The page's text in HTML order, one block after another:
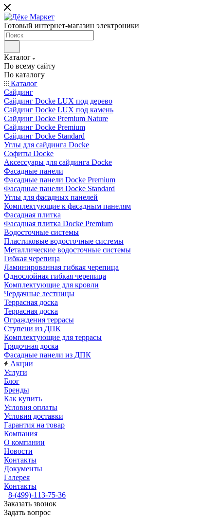
Готовый интернет-магазин электроники
Каталог
По всему сайту
По каталогу
Каталог
Сайдинг
Сайдинг Docke LUX под дерево
Сайдинг Docke LUX под камень
Сайдинг Docke Premium Nature
Сайдинг Docke Premium
Сайдинг Docke Standard
Углы для сайдинга Docke
Софиты Docke
Аксессуары для сайдинга Docke
Фасадные панели
Фасадные панели Docke Premium
Фасадные панели Docke Standard
Углы для фасадных панелей
Комплектующие к фасадным панелям
Фасадная плитка
Фасадная плитка Docke Premium
Водосточные системы
Пластиковые водосточные системы
Металлические водосточные системы
Гибкая черепица
Ламинированная гибкая черепица
Однослойная гибкая черепица
Комплектующие для кровли
Чердачные лестницы
Террасная доска
Террасная доска
Ограждения террасы
Ступени из ДПК
Комплектующие для террасы
Грядочная доска
Фасадные панели из ДПК
Акции
Услуги
Блог
Бренды
Как купить
Условия оплаты
Условия доставки
Гарантия на товар
Компания
О компании
Новости
Контакты
Документы
Галерея
Контакты
8-(499)-113-75-36
Заказать звонок
Задать вопрос